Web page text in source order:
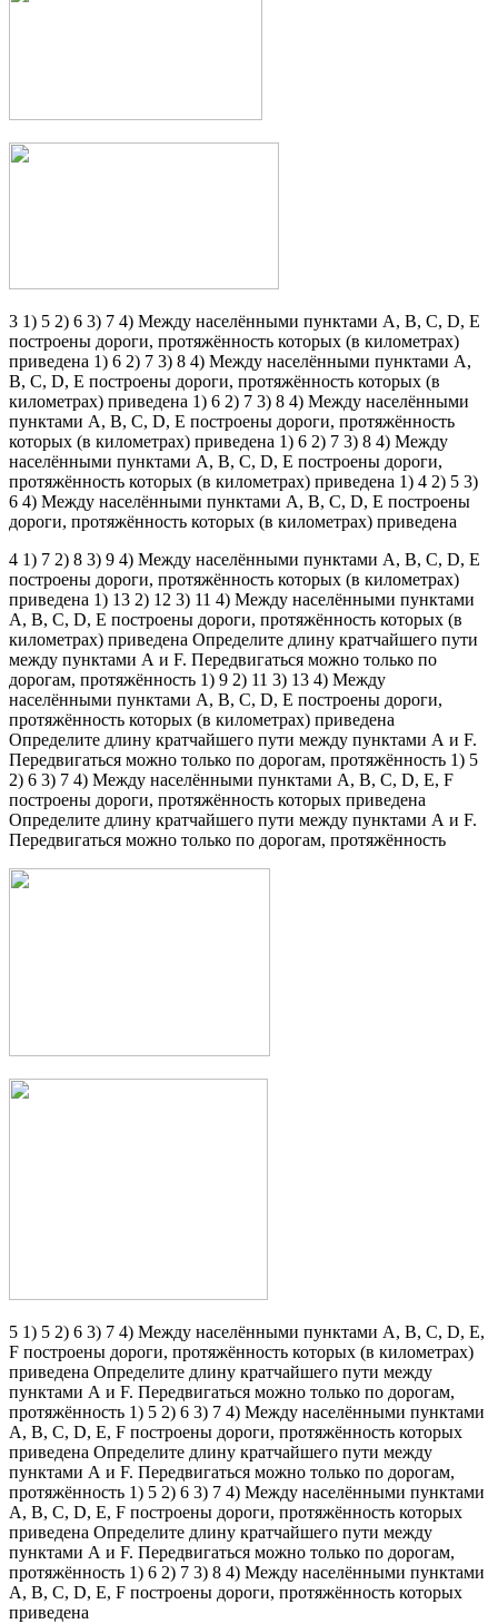
3 1) 5 2) 6 3) 7 4) Между населёнными пунктами А, В, С, D, Е
построены дороги, протяжённость которых (в километрах)
приведена 1) 6 2) 7 3) 8 4) Между населёнными пунктами А,
В, С, D, Е построены дороги, протяжённость которых (в
километрах) приведена 1) 6 2) 7 3) 8 4) Между населёнными
пунктами А, В, С, D, Е построены дороги, протяжённость
которых (в километрах) приведена 1) 6 2) 7 3) 8 4) Между
населёнными пунктами А, В, С, D, Е построены дороги,
протяжённость которых (в километрах) приведена 1) 4 2) 5 3)
6 4) Между населёнными пунктами А, В, С, D, Е построены
дороги, протяжённость которых (в километрах) приведена
4 1) 7 2) 8 3) 9 4) Между населёнными пунктами А, В, С, D, Е
построены дороги, протяжённость которых (в километрах)
приведена 1) 13 2) 12 3) 11 4) Между населёнными пунктами
А, В, С, D, Е построены дороги, протяжённость которых (в
километрах) приведена Определите длину кратчайшего пути
между пунктами А и F. Передвигаться можно только по
дорогам, протяжённость 1) 9 2) 11 3) 13 4) Между
населёнными пунктами А, В, С, D, Е построены дороги,
протяжённость которых (в километрах) приведена
Определите длину кратчайшего пути между пунктами А и F.
Передвигаться можно только по дорогам, протяжённость 1) 5
2) 6 3) 7 4) Между населёнными пунктами А, В, С, D, Е, F
построены дороги, протяжённость которых приведена
Определите длину кратчайшего пути между пунктами А и F.
Передвигаться можно только по дорогам, протяжённость
5 1) 5 2) 6 3) 7 4) Между населёнными пунктами А, В, С, D, Е,
F построены дороги, протяжённость которых (в километрах)
приведена Определите длину кратчайшего пути между
пунктами А и F. Передвигаться можно только по дорогам,
протяжённость 1) 5 2) 6 3) 7 4) Между населёнными пунктами
А, В, С, D, Е, F построены дороги, протяжённость которых
приведена Определите длину кратчайшего пути между
пунктами А и F. Передвигаться можно только по дорогам,
протяжённость 1) 5 2) 6 3) 7 4) Между населёнными пунктами
А, В, С, D, Е, F построены дороги, протяжённость которых
приведена Определите длину кратчайшего пути между
пунктами А и F. Передвигаться можно только по дорогам,
протяжённость 1) 6 2) 7 3) 8 4) Между населёнными пунктами
А, В, С, D, Е, F построены дороги, протяжённость которых
приведена